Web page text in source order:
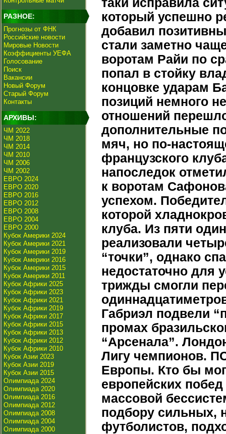
РАЗНОЕ:
Прогнозы от ФНК
Российские новости
Мировые Новости
Коэффициенты УЕФА
Голосование
Поиск
Вакансии
Новый Форум
Старый Форум
Контакты
АРХИВЫ:
ЧМ 2022
ЧМ 2018
ЧМ 2014
ЧМ 2010
ЧМ 2006
ЧМ 2002
ЕВРО 2024
ЕВРО 2020
ЕВРО 2016
ЕВРО 2012
ЕВРО 2008
ЕВРО 2004
ЕВРО 2000
Кубок Америки 2024
Кубок Америки 2021
Кубок Америки 2019
Кубок Америки 2016
Кубок Америки 2015
Кубок Америки 2011
Кубок Африки 2025
Кубок Африки 2023
Кубок Африки 2021
Кубок Африки 2019
Кубок Африки 2017
Кубок Африки 2015
Кубок Африки 2013
Кубок Африки 2012
Кубок Африки 2010
Кубок Азии 2023
Кубок Азии 2019
Кубок Азии 2015
Олимпиада 2024
Олимпиада 2020
Олимпиада 2016
Олимпиада 2012
Олимпиада 2008
Олимпиада 2004
Олимпиада 2000
таки исправила
который успешно
добавил
стали заметно
воротам Райи по
попал в стойку
концовке ударам
позиций немного
отношений
дополнительные
мяч, но по-
французского
напоследок
к воротам
успехом.
которой
клуба. Из пяти
реализовали
“точки”, однако
недостаточно для
трижды смогли
Габриэл подвели
промах
“Арсенала”.
Лигу чемпионов.
Европы. Кто бы
европейских
массовой
подбору сильных,
футболистов,